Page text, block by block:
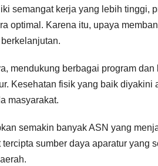
semangat kerja yang lebih tinggi,
optimal. Karena itu, upaya
mendukung berbagai program dan
Kesehatan fisik yang baik diyakini
masyarakat.
semakin banyak ASN yang
sumber daya aparatur yang